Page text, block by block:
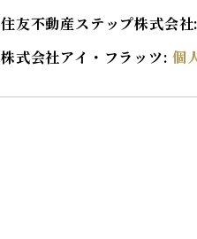
住友不動産ステップ株式会社:
株式会社アイ・フラッツ:個